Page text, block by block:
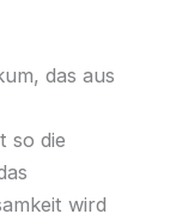
das aus
so die
wird